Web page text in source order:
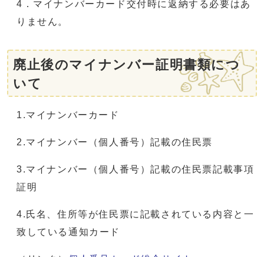
4．マイナンバーカード交付時に返納する必要はあ
りません。
廃止後のマイナンバー証明書類につ
いて
1.マイナンバーカード
2.マイナンバー（個人番号）記載の住民票
3.マイナンバー（個人番号）記載の住民票記載事項
証明
4.氏名、住所等が住民票に記載されている内容と一
致している通知カード